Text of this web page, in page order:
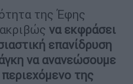
της Έφης
να εκφράσει
επανίδρυση
να ανανεώσουμε
της